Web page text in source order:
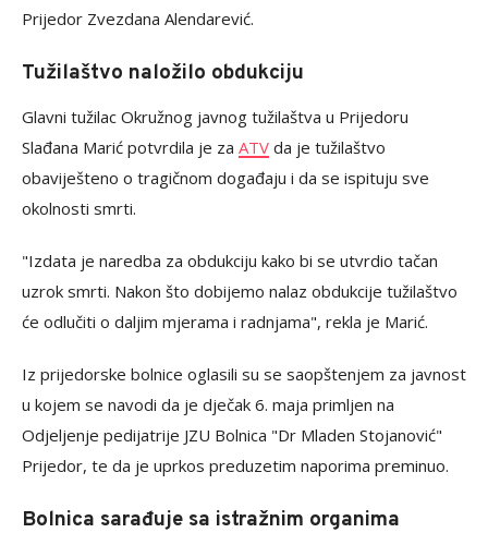
Prijedor Zvezdana Alendarević.
Tužilaštvo naložilo obdukciju
Glavni tužilac Okružnog javnog tužilaštva u Prijedoru
Slađana Marić potvrdila je za ATV da je tužilaštvo
obaviješteno o tragičnom događaju i da se ispituju sve
okolnosti smrti.
"Izdata je naredba za obdukciju kako bi se utvrdio tačan
uzrok smrti. Nakon što dobijemo nalaz obdukcije tužilaštvo
će odlučiti o daljim mjerama i radnjama", rekla je Marić.
Iz prijedorske bolnice oglasili su se saopštenjem za javnost
u kojem se navodi da je dječak 6. maja primljen na
Odjeljenje pedijatrije JZU Bolnica "Dr Mladen Stojanović"
Prijedor, te da je uprkos preduzetim naporima preminuo.
Bolnica sarađuje sa istražnim organima